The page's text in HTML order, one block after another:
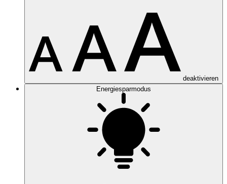
deaktivieren
Energiesparmodus